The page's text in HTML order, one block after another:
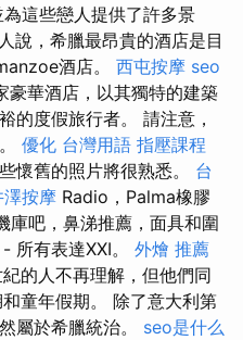
這些戀人提供了許多景
說，希臘最昂貴的酒店是目
酒店。 西屯按摩 seo
豪華酒店，以其獨特的建築
的度假旅行者。 請注意，
優化 台灣用語 指壓課程
懷舊的照片將很熟悉。 台
澤按摩 Radio，Palma橡膠
庫吧，鼻涕推薦，面具和圍
- 所有表達XXI。 外燴 推薦
的人不再理解，但他們同
童年假期。 除了意大利第
屬於希臘統治。 seo是什么